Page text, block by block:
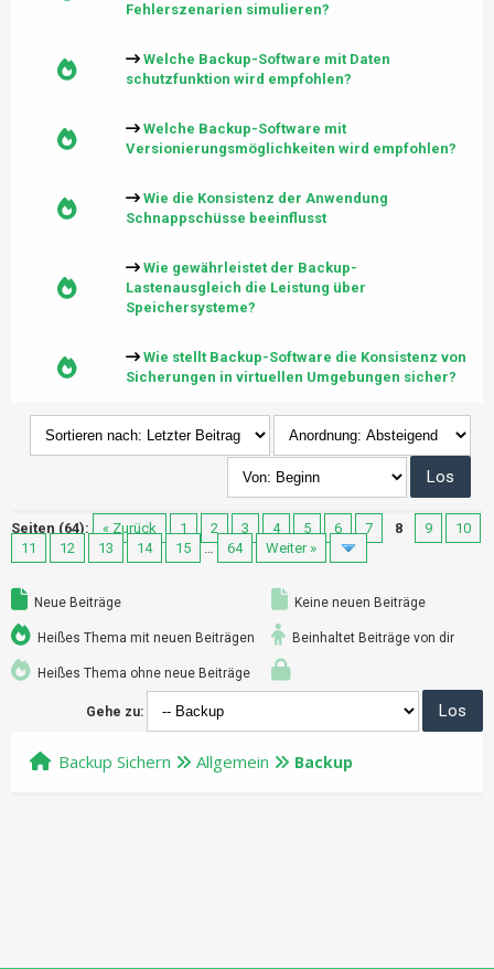
Fehlerszenarien simulieren?
Welche Backup-Software mit Daten
schutzfunktion wird empfohlen?
Welche Backup-Software mit
Versionierungsmöglichkeiten wird empfohlen?
Wie die Konsistenz der Anwendung
Schnappschüsse beeinflusst
Wie gewährleistet der Backup-
Lastenausgleich die Leistung über
Speichersysteme?
Wie stellt Backup-Software die Konsistenz von
Sicherungen in virtuellen Umgebungen sicher?
Seiten (64): « Zurück 1 2 3 4 5 6 7 8 9
10
11
12 13 14 15 … 64 Weiter »
Neue Beiträge
Heißes Thema mit neuen Beiträgen
Heißes Thema ohne neue Beiträge
Keine neuen Beiträge
Beinhaltet Beiträge von dir
Gehe zu:
Backup Sichern Allgemein Backup